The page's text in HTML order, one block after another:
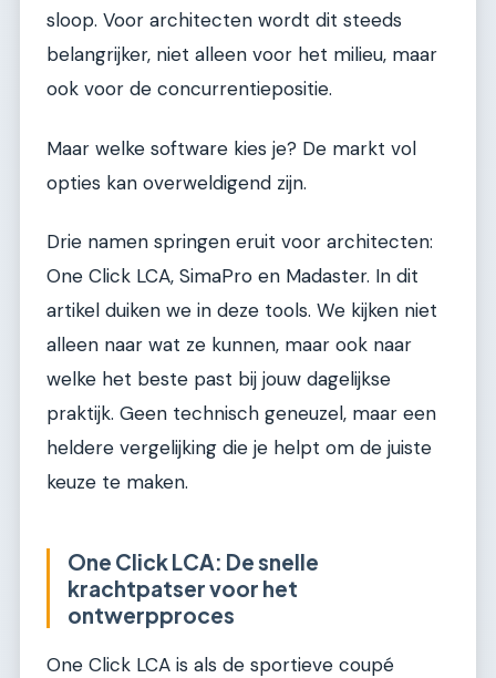
sloop. Voor architecten wordt dit steeds
belangrijker, niet alleen voor het milieu, maar
ook voor de concurrentiepositie.
Maar welke software kies je? De markt vol
opties kan overweldigend zijn.
Drie namen springen eruit voor architecten:
One Click LCA, SimaPro en Madaster. In dit
artikel duiken we in deze tools. We kijken niet
alleen naar wat ze kunnen, maar ook naar
welke het beste past bij jouw dagelijkse
praktijk. Geen technisch geneuzel, maar een
heldere vergelijking die je helpt om de juiste
keuze te maken.
One Click LCA: De snelle
krachtpatser voor het
ontwerpproces
One Click LCA is als de sportieve coupé